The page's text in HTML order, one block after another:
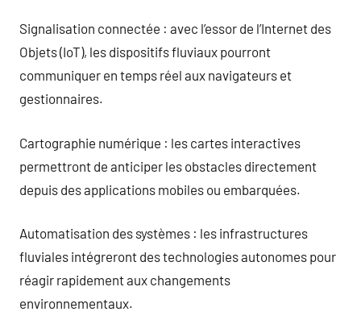
Signalisation connectée : avec l’essor de l’Internet des
Objets (IoT), les dispositifs fluviaux pourront
communiquer en temps réel aux navigateurs et
gestionnaires.
Cartographie numérique : les cartes interactives
permettront de anticiper les obstacles directement
depuis des applications mobiles ou embarquées.
Automatisation des systèmes : les infrastructures
fluviales intégreront des technologies autonomes pour
réagir rapidement aux changements
environnementaux.